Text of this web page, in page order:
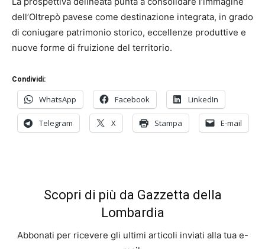
dell’Oltrepò pavese come destinazione integrata, in grado
di coniugare patrimonio storico, eccellenze produttive e
nuove forme di fruizione del territorio.
Condividi:
WhatsApp Facebook LinkedIn
Telegram X Stampa E-mail
Scopri di più da Gazzetta della
Lombardia
Abbonati per ricevere gli ultimi articoli inviati alla tua e-